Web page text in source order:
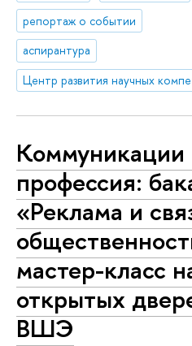
репортаж о событии
аспирантура
Коммуникации
профессия:
«Реклама и
мастер-класс
открытых
ВШЭ